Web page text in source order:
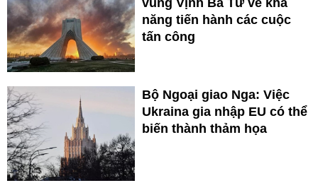
năng tiến hành các cuộc
tấn công
Bộ Ngoại giao Nga: Việc
Ukraina gia nhập EU có thể
biến thành thảm họa